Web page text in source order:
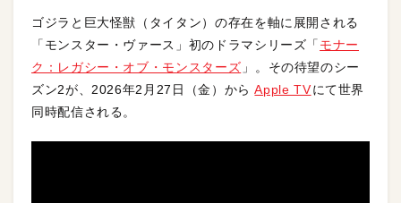
ゴジラと巨大怪獣（タイタン）の存在を軸に展開される
「モンスター・ヴァース」初のドラマシリーズ「 モナー
ク：レガシー・オブ・モンスターズ 」。その待望のシー
ズン2が、2026年2月27日（金）からApple TVにて世界
同時配信される。